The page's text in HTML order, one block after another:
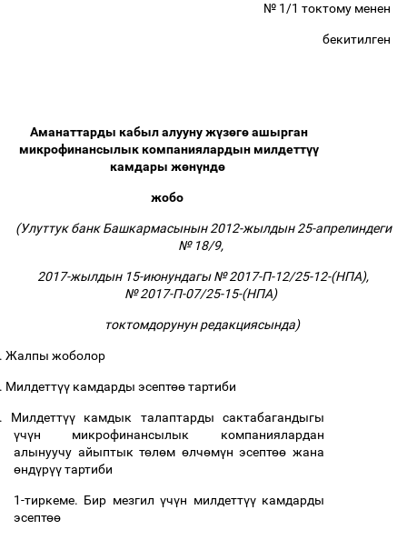
№ 1/1 токтому менен
бекитилген
Аманаттарды кабыл алууну жүзөгөашырган
микрофинансылык компаниялардын милдеттүү
камдары жөнүндө
жобо
(Улуттук банк Башкармасынын 2012-жылдын 25-апрелиндеги
№ 18/9,
2017-жылдын 15-июнундагы № 2017-П-12/25-12-(НПА),
№ 2017-П-07/25-15-(НПА)
токтомдорунун редакциясында)
Жалпы жоболор
Милдеттүү камдарды эсептөөтартиби
Милдеттүү камдык талаптарды сактабагандыгы
үчүн микрофинансылык компаниялардан
алынуучу айыптык төлөм өлчөмүн эсептөө жана
өндүрүүтартиби
1-тиркеме. Бир мезгилүчүн милдеттүүкамдарды
эсептөө